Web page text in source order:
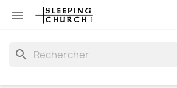

search